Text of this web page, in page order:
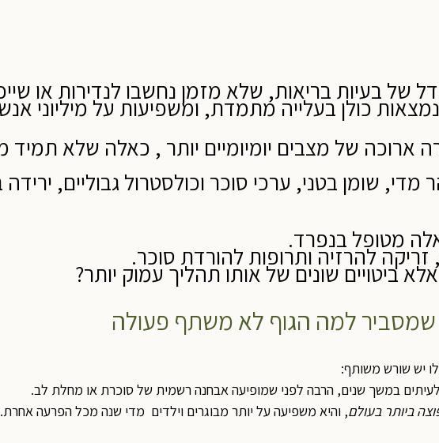
של בעיות בריאות, שלא מזמן נחשבו לנדירות או
כולן בעלייה מתמדת, ומשפיעות על מיליוני
של מצבים יומיומיים יותר , כאלה שלא תמיד
שומן בטני, ערכי סוכר וכולסטרול גבוליים,
מטופל בנפרד.
להרזיה ותרופות להורדת סוכר.
ביטויים שונים של אותו תהליך עמוק יותר?
שמסביר למה הגוף לא משתף פעולה
יש שורש משותף:
במשך שנים, הרבה לפני שמופיעה אבחנה רשמית של סוכרת או מחלת לב.
ביותר בעולם, והיא משפיעה על יותר מבוגרים וילדים מדי שנה מכל הפרעה